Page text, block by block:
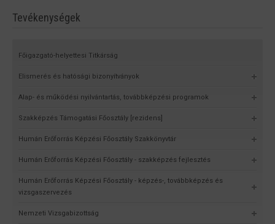
Tevékenységek
Főigazgató-helyettesi Titkárság
Elismerés és hatósági bizonyítványok
Alap- és működési nyilvántartás, továbbképzési programok
Szakképzés Támogatási Főosztály [rezidens]
Humán Erőforrás Képzési Főosztály Szakkönyvtár
Humán Erőforrás Képzési Főosztály - szakképzés fejlesztés
Humán Erőforrás Képzési Főosztály - képzés-, továbbképzés és
vizsgaszervezés
Nemzeti Vizsgabizottság